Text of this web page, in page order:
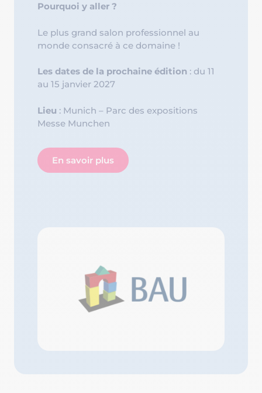
Pourquoi y aller ?
Le plus grand salon professionnel au
monde consacré à ce domaine !
Les dates de la prochaine édition : du 11
au 15 janvier 2027
Lieu : Munich – Parc des expositions
Messe Munchen
En savoir plus